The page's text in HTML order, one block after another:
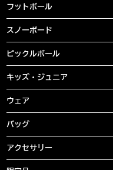
フットボール
スノーボード
ピックルボール
キッズ・ジュニア
ウェア
バッグ
アクセサリー